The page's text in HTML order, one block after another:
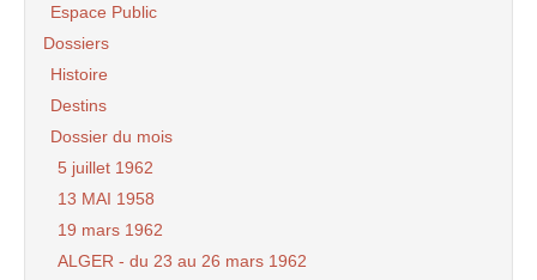
Espace Public
Dossiers
Histoire
Destins
Dossier du mois
5 juillet 1962
13 MAI 1958
19 mars 1962
ALGER - du 23 au 26 mars 1962